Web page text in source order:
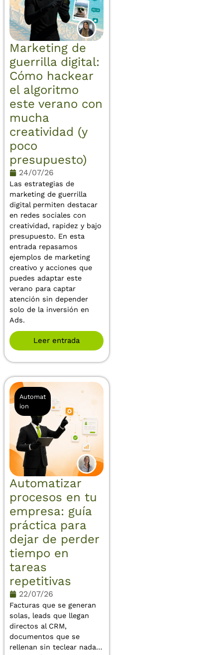
Marketing de
guerrilla digital:
Cómo hackear
el algoritmo
este verano con
mucha
creatividad (y
poco
presupuesto)
24/07/26
Las estrategias de
marketing de guerrilla
digital permiten destacar
en redes sociales con
creatividad, rapidez y bajo
presupuesto. En esta
entrada repasamos
ejemplos de marketing
creativo y acciones que
puedes adaptar este
verano para captar
atención sin depender
solo de la inversión en
Ads.
Leer entrada
Automat
ion
Automatizar
procesos en tu
empresa: guía
práctica para
dejar de perder
tiempo en
tareas
repetitivas
22/07/26
Facturas que se generan
solas, leads que llegan
directos al CRM,
documentos que se
rellenan sin teclear nada…